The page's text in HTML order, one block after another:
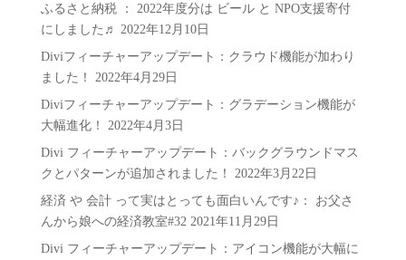
ー
ふるさと納税 ： 2022年度分は ビール と NPO支援寄付
にしました♬
2022年12月10日
Diviフィーチャーアップデート：クラウド機能が加わり
ました！
2022年4月29日
Diviフィーチャーアップデート：グラデーション機能が
大幅進化！
2022年4月3日
Divi フィーチャーアップデート：バックグラウンドマス
クとパターンが追加されました！
2022年3月22日
経済 や 会計 って実はとっても面白いんです♪： お父さ
んから娘への経済教室#32 2021年11月29日
Divi フィーチャーアップデート：アイコン機能が大幅に